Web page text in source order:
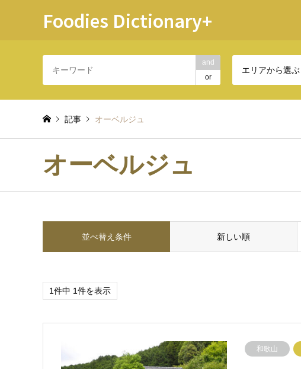
Foodies Dictionary+
and
or
エリアから選ぶ
記事 オーベルジュ
オーベルジュ
並べ替え条件 新しい順
1件中 1件を表示
和歌山